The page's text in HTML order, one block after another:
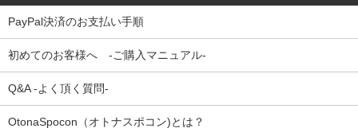
PayPal決済のお支払い手順
初めてのお客様へ -ご購入マニュアル-
Q&A -よく頂く質問-
OtonaSpocon（オトナスポコン)とは？